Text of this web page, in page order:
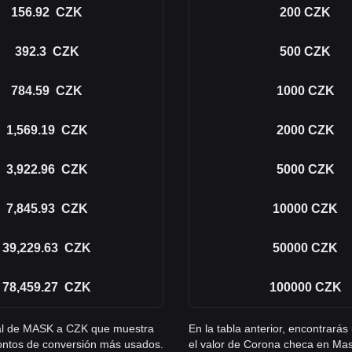
156.92 CZK
392.3 CZK
784.59 CZK
1,569.19 CZK
3,922.96 CZK
7,845.93 CZK
39,229.63 CZK
78,459.27 CZK
de MASK a CZK que muestra
de conversión más usados.
200 CZK
500 CZK
1000 CZK
2000 CZK
5000 CZK
10000 CZK
50000 CZK
100000 CZK
En la tabla anterior,
el valor de Corona checa en